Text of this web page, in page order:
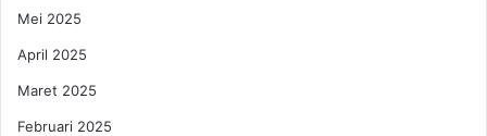
k
a
P
a
Mei 2025
April 2025
Maret 2025
Februari 2025